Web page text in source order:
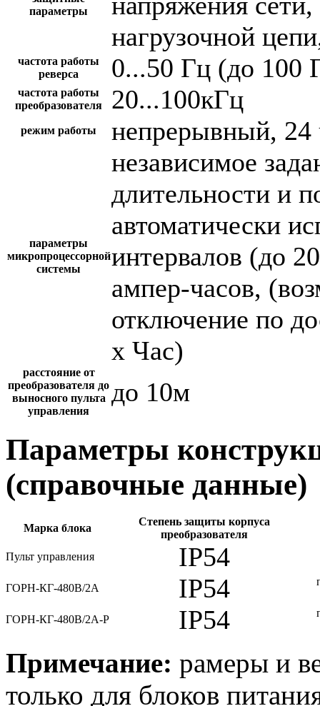
параметры
нагрузочной
частота работы
реверса
0...50 Гц (до 100
частота работы
преобразователя
20...100кГц
режим работы непрерывный, 24
параметры
микропроцессорной
системы
независимое
длительности и
автоматически
интервалов (до
ампер-часов,
отключение по
х Час)
расстояние от
преобразователя до
выносного пульта
управления
до 10м
Параметры
(справочные данные)
Марка блока
Степень защиты корпуса
преобразователя
Пульт управления
IP54
ГОРН-КГ-480В/2А IP54
ГОРН-КГ-480В/2А-Р IP54
Примечание: рамеры и
только для блоков